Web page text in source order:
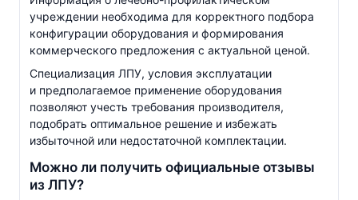
учреждении необходима для корректного подбора
конфигурации оборудования и формирования
коммерческого предложения с актуальной ценой.
Специализация ЛПУ, условия эксплуатации
и предполагаемое применение оборудования
позволяют учесть требования производителя,
подобрать оптимальное решение и избежать
избыточной или недостаточной комплектации.
Можно ли получить официальные отзывы
из ЛПУ?